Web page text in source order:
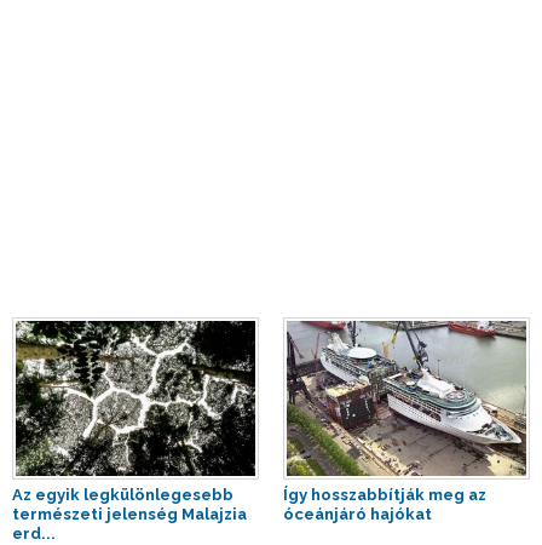
Az egyik legkülönlegesebb
természeti jelenség Malajzia
erd...
Így hosszabbítják meg az
óceánjáró hajókat